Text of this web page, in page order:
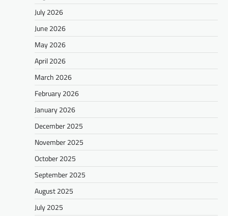
July 2026
June 2026
May 2026
April 2026
March 2026
February 2026
January 2026
December 2025
November 2025
October 2025
September 2025
August 2025
July 2025